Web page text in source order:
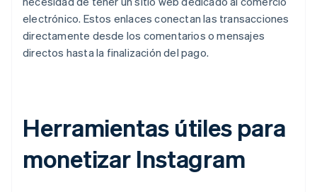
electrónico. Estos enlaces conectan las transacciones
directamente desde los comentarios o mensajes
directos hasta la finalización del pago.
Herramientas útiles para
monetizar Instagram